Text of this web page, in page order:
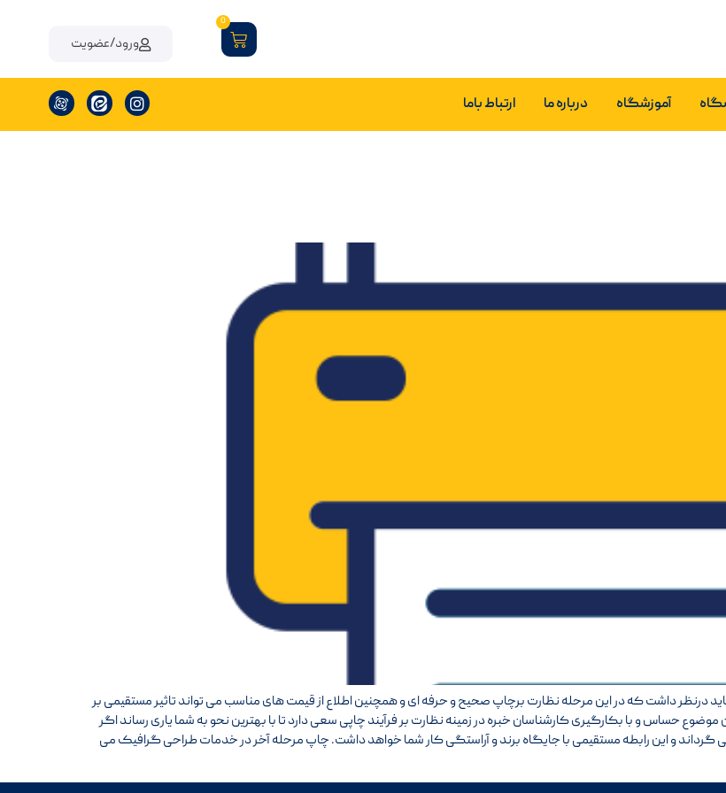
0
ورود/عضویت
آموزشگاه درباره ما ارتباط باما
درنظر داشت که در این مرحله نظارت برچاپ صحیح و حرفه ای و همچنین اطلاع از قیمت های مناسب می تواند تاثیر مستقیمی بر
حساس و با بکارگیری کارشناسان خبره در زمینه نظارت بر فرآیند چاپی سعی دارد تا با بهترین نحو به شما یاری رساند اگر
گرداند و این رابطه مستقیمی با جایگاه برند و آراستگی کار شما خواهد داشت. چاپ مرحله آخر در خدمات طراحی گرافیک می